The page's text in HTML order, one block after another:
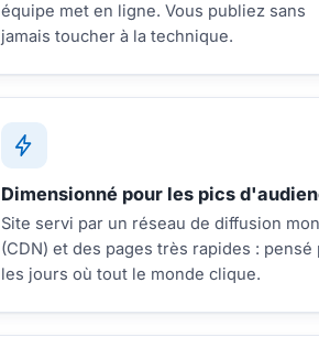
équipe met en ligne. Vous publiez sans
jamais toucher à la technique.
Dimensionné pour les pics
Site servi par un réseau de diffusion
(CDN) et des pages très rapides : pensé
les jours où tout le monde clique.